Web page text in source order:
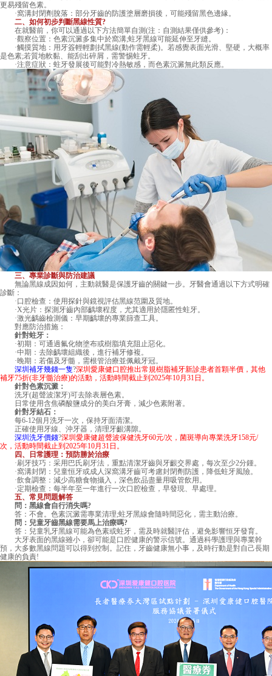
更易殘留色素。
·窩溝封閉劑脫落：部分牙齒的防護塗層磨損後，可能殘留黑色邊緣。
二、如何初步判斷黑線性質?
在就醫前，你可以通過以下方法簡單自測(注：自測結果僅供參考)：
·觀察位置：色素沉澱多集中於窩溝;蛀牙黑線可能延伸至牙縫。
·觸摸質地：用牙簽輕輕劃拭黑線(動作需輕柔)。若感覺表面光滑、堅硬，大概率
是色素;若質地軟黏、能刮出碎屑，需警惕蛀牙。
·注意症狀：蛀牙發展後可能對冷熱敏感，而色素沉澱無此類反應。
三、專業診斷與防治建議
無論黑線成因如何，主動就醫是保護牙齒的關鍵一步。牙醫會通過以下方式明確
診斷：
·口腔檢查：使用探針與鏡視評估黑線范圍及質地。
·X光片：探測牙齒內部齲壞程度，尤其適用於隱匿性蛀牙。
·激光齲齒檢測儀：早期齲壞的專業篩查工具。
對應防治措施：
針對蛀牙：
·初期：可通過氟化物塗布或樹脂填充阻止惡化。
·中期：去除齲壞組織後，進行補牙修複。
·晚期：若傷及牙髓，需根管治療並佩戴牙冠。
深圳補牙幾錢一隻?深圳愛康健口腔推出常規樹脂補牙新診患者首顆半價，其他
補牙75折(非牙髓治療)的活動，活動時間截止到2025年10月31日。
針對色素沉澱：
洗牙(超聲波潔牙)可去除表層色素。
日常使用含焦磷酸鹽成分的美白牙膏，減少色素附著。
針對牙結石：
每6-12個月洗牙一次，保持牙面清潔。
正確使用牙線、沖牙器，清理牙齦溝隙。
深圳洗牙價錢?深圳愛康健超聲波保健洗牙60元/次，菌斑導向專業洗牙158元/
次，活動時間截止到2025年10月31日。
四、日常護理：預防勝於治療
·刷牙技巧：采用巴氏刷牙法，重點清潔牙齒與牙齦交界處，每次至少2分鍾。
·窩溝封閉：兒童恒牙或成人深窩溝牙齒可考慮封閉劑防護，降低蛀牙風險。
·飲食調整：減少高糖食物攝入，深色飲品盡量用吸管飲用。
·定期檢查：每半年至一年進行一次口腔檢查，早發現、早處理。
五、常見問題解答
問：黑線會自行消失嗎?
答：不會。色素沉澱需專業清理;蛀牙黑線會隨時間惡化，需主動治療。
問：兒童牙齒黑線需要馬上治療嗎?
答：兒童乳牙黑線可能為色素或蛀牙，需及時就醫評估，避免影響恒牙發育。
大牙表面的黑線雖小，卻可能是口腔健康的警示信號。通過科學護理與專業幹
預，大多數黑線問題可以得到控制。記住，牙齒健康無小事，及時行動是對自己長期
健康的負責!